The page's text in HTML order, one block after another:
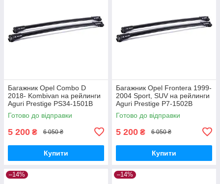
Багажник Opel Combo D
2018- Kombivan на рейлинги
Aguri Prestige PS34-1501B
Готово до відправки
5 200 ₴ 6 050 ₴
Купити
Багажник Opel Frontera 1999-
2004 Sport, SUV на рейлинги
Aguri Prestige P7-1502B
Готово до відправки
5 200 ₴ 6 050 ₴
Купити
–14% –14%